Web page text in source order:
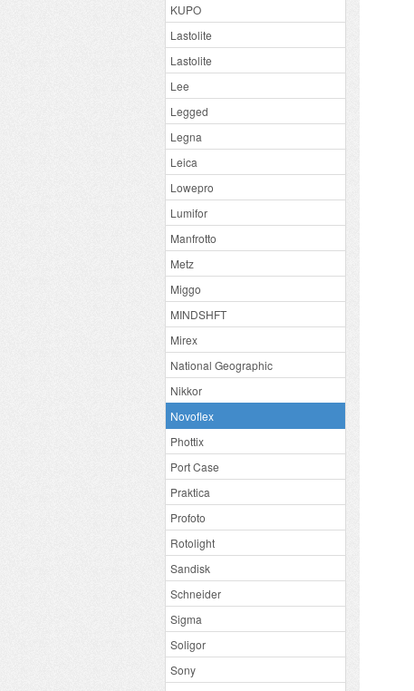
KUPO
Lastolite
Lastolite
Lee
Legged
Legna
Leica
Lowepro
Lumifor
Manfrotto
Metz
Miggo
MINDSHFT
Mirex
National Geographic
Nikkor
Novoflex
Phottix
Port Case
Praktica
Profoto
Rotolight
Sandisk
Schneider
Sigma
Soligor
Sony